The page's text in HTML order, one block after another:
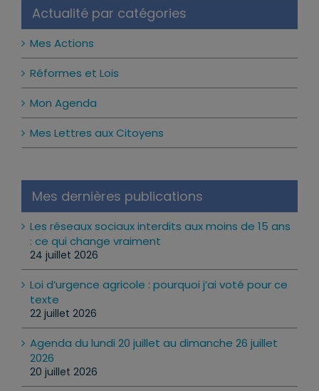
Actualité par catégories
Mes Actions
Réformes et Lois
Mon Agenda
Mes Lettres aux Citoyens
Mes dernières publications
Les réseaux sociaux interdits aux moins de 15 ans
: ce qui change vraiment
24 juillet 2026
Loi d’urgence agricole : pourquoi j’ai voté pour ce
texte
22 juillet 2026
Agenda du lundi 20 juillet au dimanche 26 juillet
2026
20 juillet 2026